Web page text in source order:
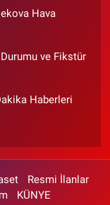
Hava
ve Fikstür
Haberleri
Resmi İlanlar
KÜNYE